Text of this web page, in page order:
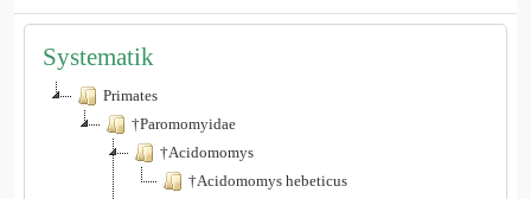
Systematik
Primates
†Paromomyidae
†Acidomomys
†Acidomomys hebeticus